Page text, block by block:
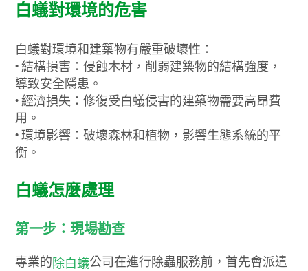
白蟻對環境的危害
白蟻對環境和建築物有嚴重破壞性：
•結構損害：侵蝕木材，削弱建築物的結構強度，
導致安全隱患。
•經濟損失：修復受白蟻侵害的建築物需要高昂費
用。
•環境影響：破壞森林和植物，影響生態系統的平
衡。
白蟻怎麼處理
第一步：現場勘查
專業的 除白蟻公司在進行除蟲服務前，首先會派遣